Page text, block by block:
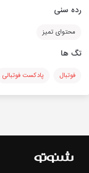
رده سنی
محتوای تمیز
تگ ها
فوتبال پادکست فوتبالی